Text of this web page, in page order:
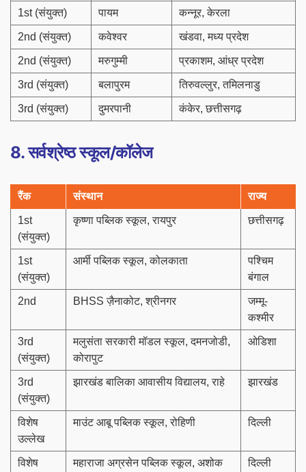
1st (संयुक्त) पायम कन्नूर, केरला
2nd (संयुक्त) कवेश्वर खंडवा, मध्य प्रदेश
2nd (संयुक्त) मरुगुम्मी प्रकाशम, आंध्र प्रदेश
3rd (संयुक्त) बलापुरम तिरुवल्लुर, तमिलनाडु
3rd (संयुक्त) दुमरपानी कंकेर, छत्तीसगढ़
8. सर्वश्रेष्ठ स्कूल/कॉलेज
रैंक संस्थान राज्य
1st
(संयुक्त)
कृष्णा पब्लिक स्कूल, रायपुर छत्तीसगढ़
1st
(संयुक्त)
आर्मी पब्लिक स्कूल, कोलकाता
पश्चिम
बंगाल
2nd BHSS ज़ैनाकोट, श्रीनगर
जम्मू-
कश्मीर
3rd
(संयुक्त)
मलुसंता सरकारी मॉडल स्कूल, दमनजोडी,
कोरापुट
ओडिशा
3rd
(संयुक्त)
झारखंड बालिका आवासीय विद्यालय, राहे झारखंड
विशेष
उल्लेख
माउंट आबू पब्लिक स्कूल, रोहिणी दिल्ली
विशेष
महाराजा अग्रसेन पब्लिक स्कूल, अशोक
दिल्ली